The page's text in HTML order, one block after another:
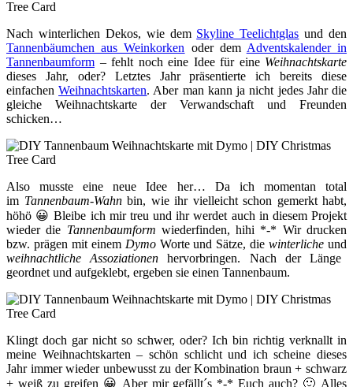
Nach winterlichen Dekos, wie dem Skyline Teelichtglas und den
Tannenbäumchen aus Weinkorken oder dem Adventskalender in
Tannenbaumform – fehlt noch eine Idee für eine Weihnachtskarte
dieses Jahr, oder? Letztes Jahr präsentierte ich bereits diese
einfachenWeihnachtskarten. Aber man kann ja nicht jedes Jahr die
gleiche Weihnachtskarte der Verwandschaft und Freunden
schicken…
Also musste eine neue Idee her… Da ich momentan total
im Tannenbaum-Wahnbin, wie ihr vielleicht schon gemerkt habt,
höhö 😀 Bleibe ich mir treu und ihr werdet auch in diesem Projekt
wieder die Tannenbaumform wiederfinden, hihi *-* Wir drucken
bzw. prägen mit einem DymoWorte und Sätze, diewinterlicheund
weihnachtliche Assoziationen hervorbringen. Nach der Länge
geordnet und aufgeklebt, ergeben sie einen Tannenbaum.
Klingt doch gar nicht so schwer, oder? Ich bin richtig verknallt in
meine Weihnachtskarten – schön schlicht und ich scheine dieses
Jahr immer wieder unbewusst zu der Kombination braun + schwarz
+ weiß zu greifen 😀 Aber mir gefällt´s *-* Euch auch? 🙂 Alles